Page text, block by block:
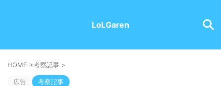
LoLGaren
HOME >考察記事 >
広告 考察記事